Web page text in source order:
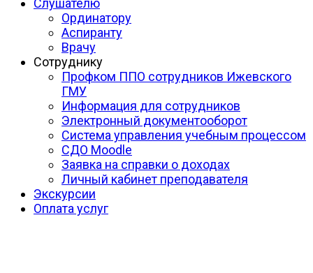
Слушателю
Ординатору
Аспиранту
Врачу
Сотруднику
Профком ППО сотрудников Ижевского
ГМУ
Информация для сотрудников
Электронный документооборот
Система управления учебным процессом
СДО Moodle
Заявка на справки о доходах
Личный кабинет преподавателя
Экскурсии
Оплата услуг